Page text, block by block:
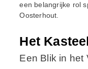
een belangrijke rol
Oosterhout.
Het
Een Blik in het